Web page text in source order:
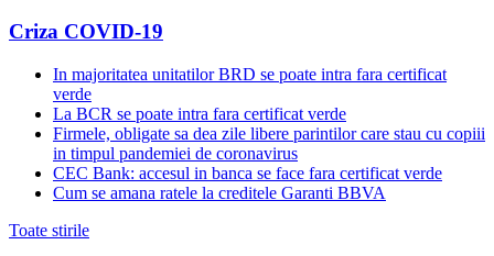
Criza COVID-19
In majoritatea unitatilor BRD se poate intra fara certificat
verde
La BCR se poate intra fara certificat verde
Firmele, obligate sa dea zile libere parintilor care stau cu copiii
in timpul pandemiei de coronavirus
CEC Bank: accesul in banca se face fara certificat verde
Cum se amana ratele la creditele Garanti BBVA
Toate stirile